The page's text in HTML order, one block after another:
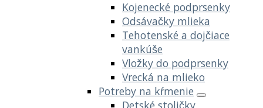
Kojenecké podprsenky
Odsávačky mlieka
Tehotenské a dojčiace
vankúše
Vložky do podprsenky
Vrecká na mlieko
Potreby na kŕmenie